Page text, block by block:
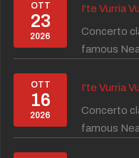
OTT
23
2026
I'te Vurria
Concerto
famous
OTT
16
2026
I'te Vurria
Concerto
famous